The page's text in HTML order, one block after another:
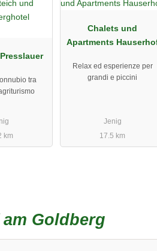
tra
km
Chalets und
Apartments
Relax ed esperienze per
grandi e piccini
Jenig
17.5 km
Goldberg